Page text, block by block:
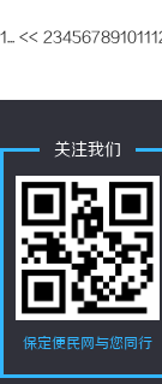
1... << 234567891011
关注我们
保定便民网与您同行